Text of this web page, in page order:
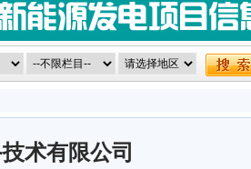
术有限公司